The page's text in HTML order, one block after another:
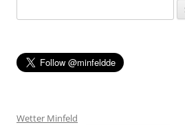
nach:
Wetter Minfeld